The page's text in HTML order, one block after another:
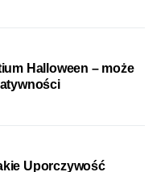
Halloween – może
Uporczywość